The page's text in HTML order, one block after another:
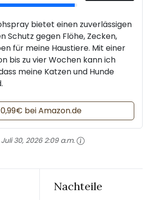
bietet einen zuverlässigen
Schutz gegen Flöhe, Zecken,
für meine Haustiere. Mit einer
bis zu vier Wochen kann ich
meine Katzen und Hunde
bei Amazon.de
Juli 30, 2026 2:09 a.m.
Nachteile